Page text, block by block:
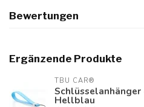
Bewertungen
Ergänzende Produkte
TBU CAR®
Hellblau